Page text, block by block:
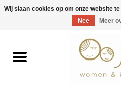
EUR/GBP/USD
Home
Wij slaan cookies op om onze website
Nee
Meer